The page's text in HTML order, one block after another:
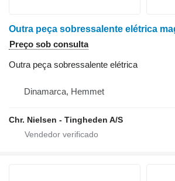
Preço sob consulta
Outra peça sobressalente elétrica
Dinamarca, Hemmet
Chr. Nielsen - Tingheden A/S